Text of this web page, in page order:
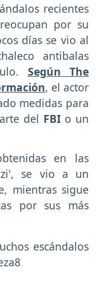
recientes
por su
días se vio al
antibalas
Según The
, el actor
medidas para
del FBIo un
en las
se vio a un
mientras sigue
por sus más